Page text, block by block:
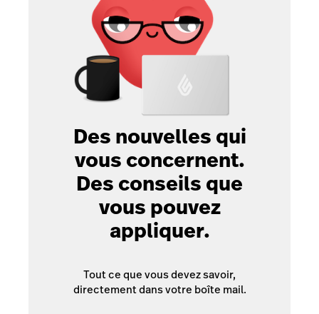
Des nouvelles qui
vous concernent.
Des conseils que
vous pouvez
appliquer.
Tout ce que vous devez savoir,
directement dans votre boîte mail.